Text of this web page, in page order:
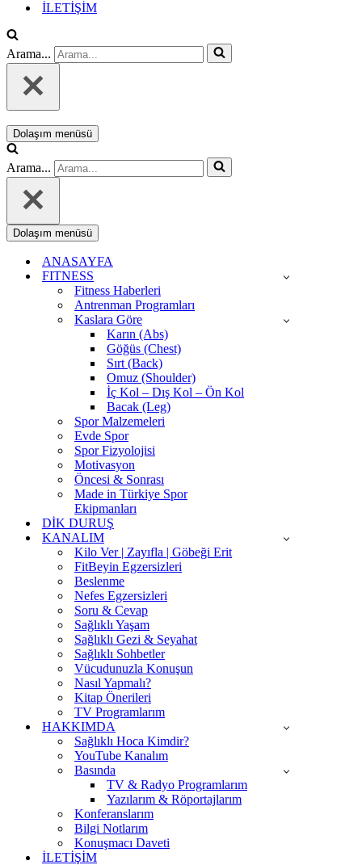
İLETİŞİM
Arama...
Dolaşım menüsü
Arama...
Dolaşım menüsü
ANASAYFA
FITNESS
Fitness Haberleri
Antrenman Programları
Kaslara Göre
Karın (Abs)
Göğüs (Chest)
Sırt (Back)
Omuz (Shoulder)
İç Kol – Dış Kol – Ön Kol
Bacak (Leg)
Spor Malzemeleri
Evde Spor
Spor Fizyolojisi
Motivasyon
Öncesi & Sonrası
Made in Türkiye Spor
Ekipmanları
DİK DURUŞ
KANALIM
Kilo Ver | Zayıfla | Göbeği Erit
FitBeyin Egzersizleri
Beslenme
Nefes Egzersizleri
Soru & Cevap
Sağlıklı Yaşam
Sağlıklı Gezi & Seyahat
Sağlıklı Sohbetler
Vücudunuzla Konuşun
Nasıl Yapmalı?
Kitap Önerileri
TV Programlarım
HAKKIMDA
Sağlıklı Hoca Kimdir?
YouTube Kanalım
Basında
TV & Radyo Programlarım
Yazılarım & Röportajlarım
Konferanslarım
Bilgi Notlarım
Konuşmacı Daveti
İLETİŞİM